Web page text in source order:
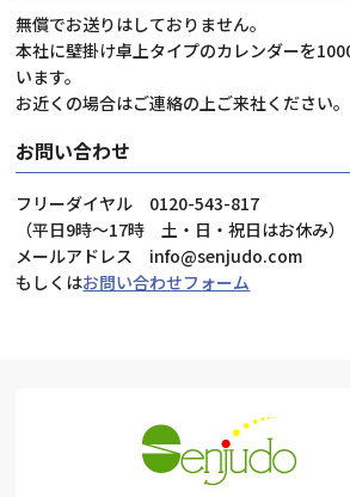
無償でお送りはしておりません。
本社に壁掛け卓上タイプのカレンダーを
います。
お近くの場合はご連絡の上ご来社ください。
お問い合わせ
フリーダイヤル 0120-543-817
（平日9時～17時 土・日・祝日はお休み）
メールアドレス info@senjudo.com
もしくはお問い合わせフォーム